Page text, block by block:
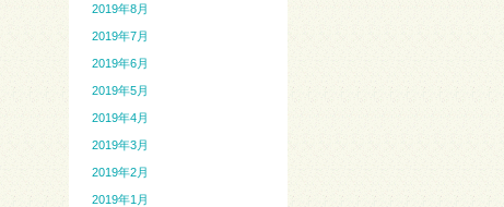
2019年8月
2019年7月
2019年6月
2019年5月
2019年4月
2019年3月
2019年2月
2019年1月